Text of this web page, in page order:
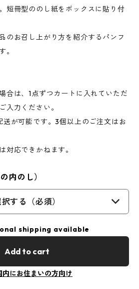
短冊型ののし紙をボックスに貼り付
のお召し上がり方を紹介するパンフ
。
合は、1点ずつカートに入れていただ
入力ください。
が可能です。3個以上のご注文はお
応できかねます。
内のし）
する（必須）
shipping available
Add to cart
内にお住まいの方向け